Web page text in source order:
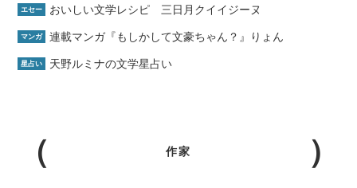
エセー おいしい文学レシピ 三日月クイイジーヌ
マンガ 連載マンガ『もしかして文豪ちゃん？』りょん
星占い 天野ルミナの文学星占い
作家